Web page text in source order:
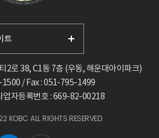
2로 38, C1동 7층 (우동, 해운대아이파크)
/ Fax : 051-795-1499
업자등록번호 : 669-82-00218
KOBC ALL RIGHTS RESERVED.
트